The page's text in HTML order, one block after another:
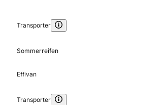
Transporter
Sommerreifen
Effivan
Transporter